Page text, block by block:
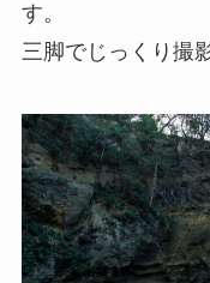
す。
三脚でじっくり撮